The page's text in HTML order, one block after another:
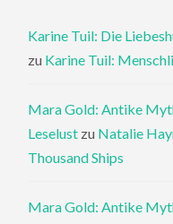
Karine Tuil: Die
zu Karine Tuil:
Mara Gold: Antike
Leselust zu Natalie
Thousand Ships
Mara Gold: Antike